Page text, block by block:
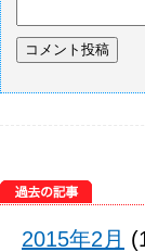
2015年2月